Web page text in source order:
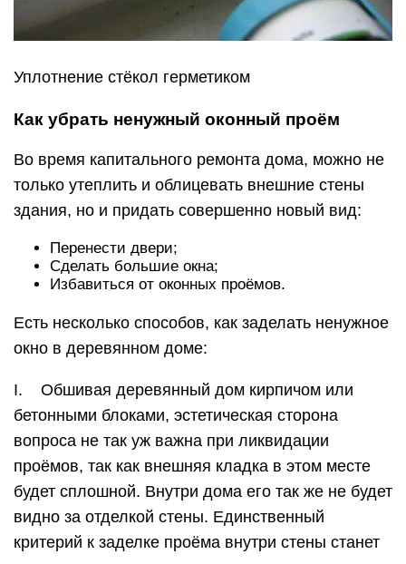
Уплотнение стёкол герметиком
Как убрать ненужный оконный проём
Во время капитального ремонта дома, можно не
только утеплить и облицевать внешние стены
здания, но и придать совершенно новый вид:
Перенести двери;
Сделать большие окна;
Избавиться от оконных проёмов.
Есть несколько способов, как заделать ненужное
окно в деревянном доме:
I. Обшивая деревянный дом кирпичом или
бетонными блоками, эстетическая сторона
вопроса не так уж важна при ликвидации
проёмов, так как внешняя кладка в этом месте
будет сплошной. Внутри дома его так же не будет
видно за отделкой стены. Единственный
критерий к заделке проёма внутри стены станет